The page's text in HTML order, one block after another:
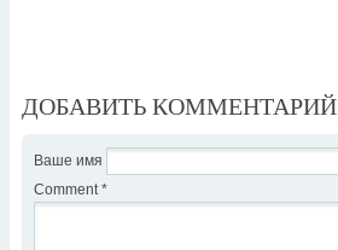
ДОБАВИТЬ КОММЕНТАРИЙ
Ваше имя
Comment *